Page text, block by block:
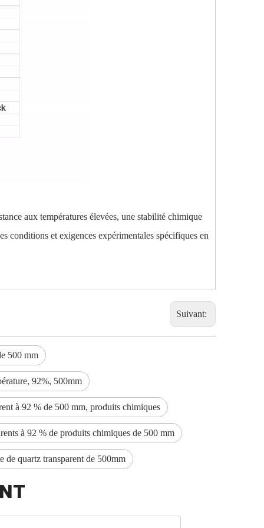
aux températures élevées, une stabilité chimique
conditions et exigences expérimentales spécifiques en
Suivant:
500 mm
92%, 500mm
à 92 % de 500 mm, produits chimiques
à 92 % de produits chimiques de 500 mm
de quartz transparent de 500mm